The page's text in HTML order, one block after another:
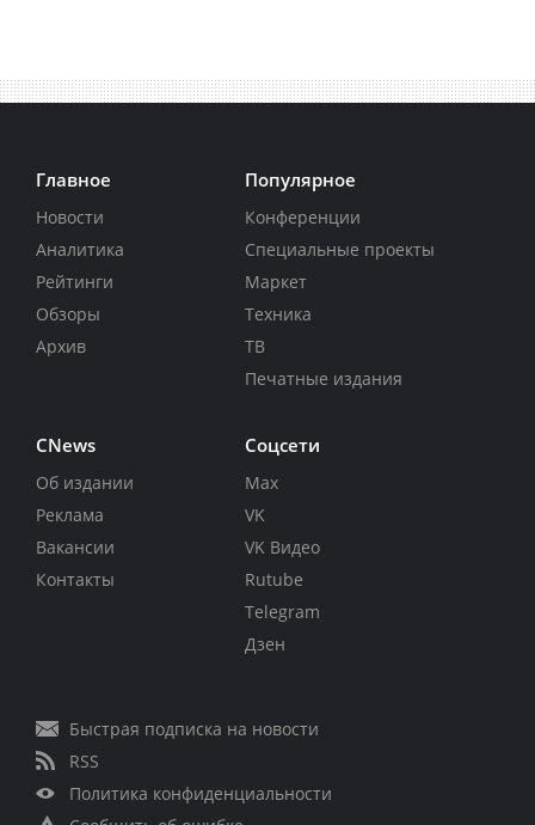
Главное
Новости
Аналитика
Рейтинги
Обзоры
Архив
Популярное
Конференции
Специальные проекты
Маркет
Техника
ТВ
Печатные издания
CNews
Об издании
Реклама
Вакансии
Контакты
Соцсети
Max
VK
VK Видео
Rutube
Telegram
Дзен
Быстрая подписка на новости
RSS
Политика конфиденциальности